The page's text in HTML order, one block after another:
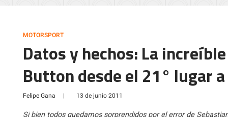
MOTORSPORT
Datos y hechos: La
Button desde el 21° lugar
Felipe Gana | 13 de junio 2011
Si bien todos quedamos sorprendidos por el error de